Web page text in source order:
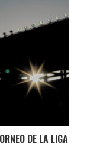
DE LA LIGA